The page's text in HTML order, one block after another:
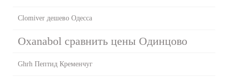
Clomiver дешево Одесса
Oxanabol сравнить цены Одинцово
Ghrh Пептид Кременчуг